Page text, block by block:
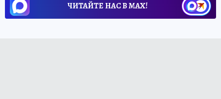
ЧИТАЙТЕ НАС В МАХ!